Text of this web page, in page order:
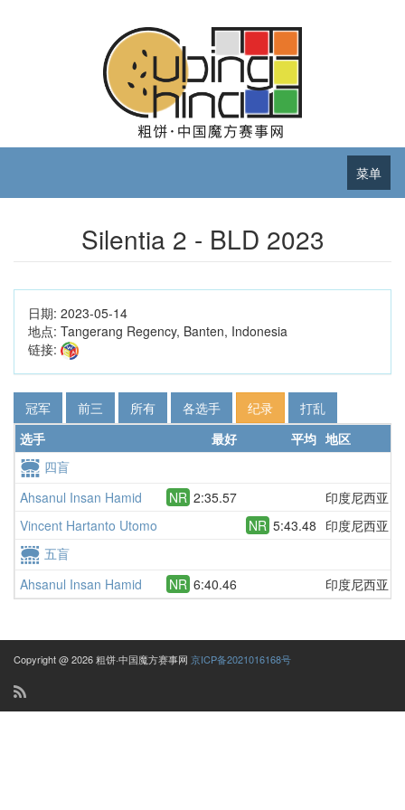
菜单
Silentia 2 - BLD 2023
日期: 2023-05-14
地点: Tangerang Regency, Banten, Indonesia
链接:
冠军 前三 所有 各选手 纪录
打乱
选手
最好 平均 地区
四盲
Ahsanul Insan Hamid
NR 2:35.57 印度尼西亚
Vincent Hartanto Utomo NR 5:43.48 印度尼西亚
五盲
Ahsanul Insan Hamid
NR 6:40.46 印度尼西亚
Copyright @ 2026 粗饼·中国魔方赛事网 京ICP备2021016168号